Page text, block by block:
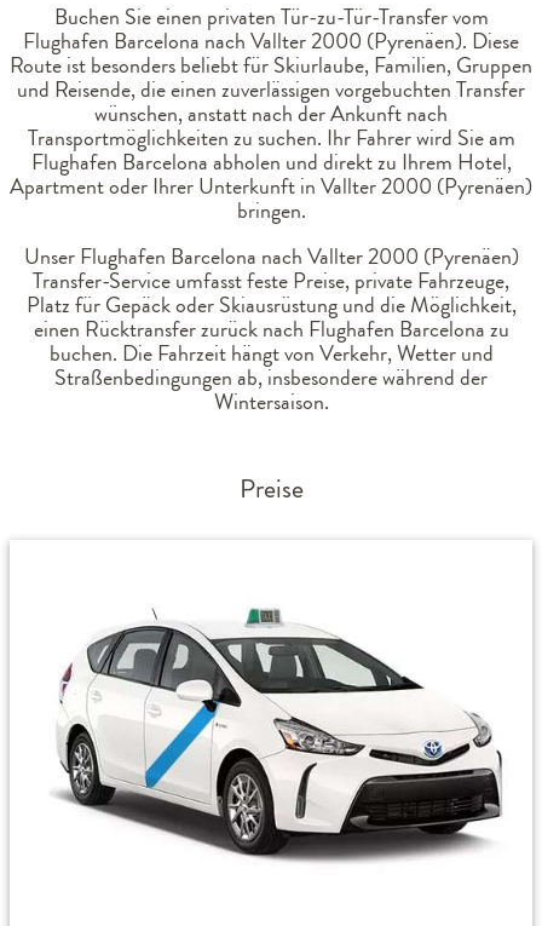
Buchen Sie einen privaten Tür-zu-Tür-Transfer vom
Flughafen Barcelona nach Vallter 2000 (Pyrenäen). Diese
Route ist besonders beliebt für Skiurlaube, Familien, Gruppen
und Reisende, die einen zuverlässigen vorgebuchten Transfer
wünschen, anstatt nach der Ankunft nach
Transportmöglichkeiten zu suchen. Ihr Fahrer wird Sie am
Flughafen Barcelona abholen und direkt zu Ihrem Hotel,
Apartment oder Ihrer Unterkunft in Vallter 2000 (Pyrenäen)
bringen.
Unser Flughafen Barcelona nach Vallter 2000 (Pyrenäen)
Transfer-Service umfasst feste Preise, private Fahrzeuge,
Platz für Gepäck oder Skiausrüstung und die Möglichkeit,
einen Rücktransfer zurück nach Flughafen Barcelona zu
buchen. Die Fahrzeit hängt von Verkehr, Wetter und
Straßenbedingungen ab, insbesondere während der
Wintersaison.
Preise